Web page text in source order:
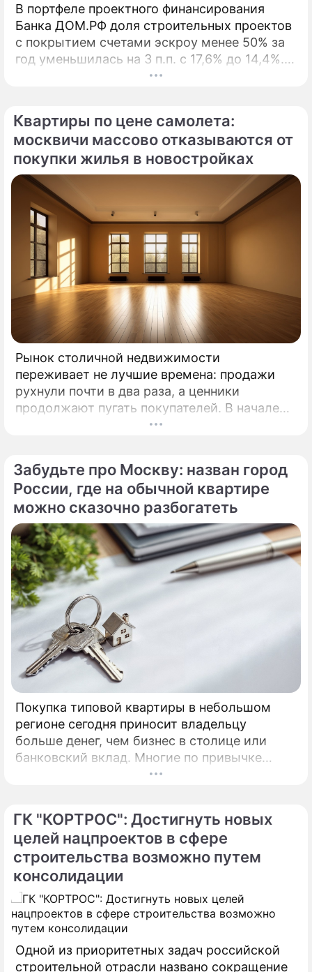
В портфеле проектного финансирования
Банка ДОМ.РФ доля строительных проектов
с покрытием счетами эскроу менее 50% за
год уменьшилась на 3 п.п. с 17,6% до 14,4%. В
начале 2026 года Банк ДОМ.
Квартиры по цене самолета:
москвичи массово отказываются от
покупки жилья в новостройках
Рынок столичной недвижимости
переживает не лучшие времена: продажи
рухнули почти в два раза, а ценники
продолжают пугать покупателей. В начале
2026 года московские новостройки
Забудьте про Москву: назван город
России, где на обычной квартире
можно сказочно разбогатеть
Покупка типовой квартиры в небольшом
регионе сегодня приносит владельцу
больше денег, чем бизнес в столице или
банковский вклад. Многие по привычке
думают, что инвестировать в жилье нужно
ГК "КОРТРОС": Достигнуть новых
целей нацпроектов в сфере
строительства возможно путем
консолидации
Одной из приоритетных задач российской
строительной отрасли названо сокращение